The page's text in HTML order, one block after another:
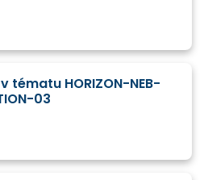
tématu HORIZON-NEB-
03